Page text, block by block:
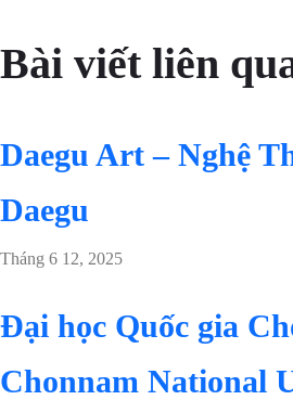
Bài viết liên
Daegu Art – Nghệ
Daegu
Tháng 6 12, 2025
Đại học Quốc gia
Chonnam National